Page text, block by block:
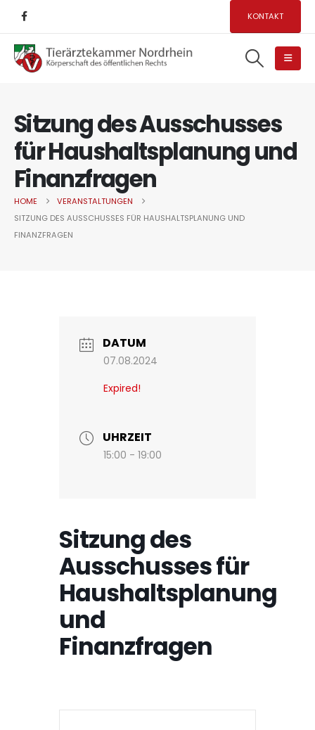
KONTAKT
Sitzung des Ausschusses
für Haushaltsplanung und
Finanzfragen
HOME
VERANSTALTUNGEN
SITZUNG DES AUSSCHUSSES FÜR HAUSHALTSPLANUNG UND
FINANZFRAGEN
DATUM
07.08.2024
Expired!
UHRZEIT
15:00 - 19:00
Sitzung des
Ausschusses für
Haushaltsplanung
und
Finanzfragen